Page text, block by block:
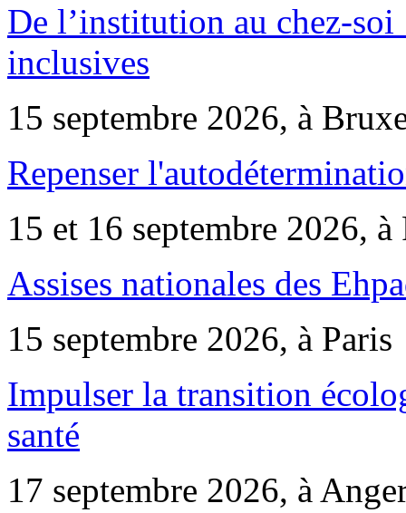
De l’institution au chez-
inclusives
15 septembre 2026, à
Repenser
15 et 16 septembre 2026, à
Assises nationales des
15 septembre 2026, à Paris
Impulser la transition
santé
17 septembre 2026, à